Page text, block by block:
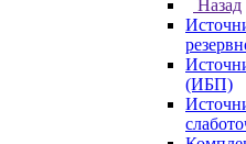
Назад
(ИБП)